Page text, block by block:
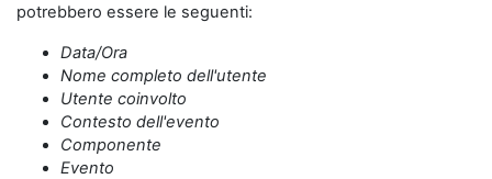
potrebbero essere le seguenti:
Data/Ora
Nome completo dell'utente
Utente coinvolto
Contesto dell'evento
Componente
Evento